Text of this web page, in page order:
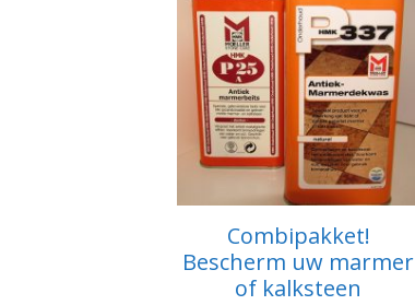
Combipakket!
Bescherm uw marmer
of kalksteen